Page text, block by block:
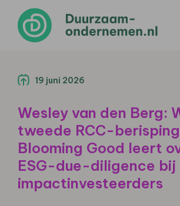
19 juni 2026
Wesley van den Berg:
tweede RCC-
Blooming Good leert
ESG-due-diligence bij
impactinvesteerders